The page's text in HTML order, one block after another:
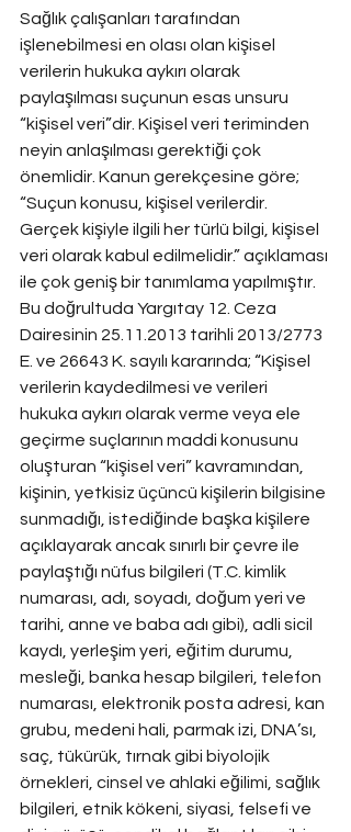
Sağlık çalışanları tarafından
işlenebilmesi en olası olan kişisel
verilerin hukuka aykırı olarak
paylaşılması suçunun esas unsuru
“kişisel veri”dir. Kişisel veri teriminden
neyin anlaşılması gerektiği çok
önemlidir. Kanun gerekçesine göre;
“Suçun konusu, kişisel verilerdir.
Gerçek kişiyle ilgili her türlü bilgi, kişisel
veri olarak kabul edilmelidir.” açıklaması
ile çok geniş bir tanımlama yapılmıştır.
Bu doğrultuda Yargıtay 12. Ceza
Dairesinin 25.11.2013 tarihli 2013/2773
E. ve 26643 K. sayılı kararında; “Kişisel
verilerin kaydedilmesi ve verileri
hukuka aykırı olarak verme veya ele
geçirme suçlarının maddi konusunu
oluşturan “kişisel veri” kavramından,
kişinin, yetkisiz üçüncü kişilerin bilgisine
sunmadığı, istediğinde başka kişilere
açıklayarak ancak sınırlı bir çevre ile
paylaştığı nüfus bilgileri (T.C. kimlik
numarası, adı, soyadı, doğum yeri ve
tarihi, anne ve baba adı gibi), adli sicil
kaydı, yerleşim yeri, eğitim durumu,
mesleği, banka hesap bilgileri, telefon
numarası, elektronik posta adresi, kan
grubu, medeni hali, parmak izi, DNA’sı,
saç, tükürük, tırnak gibi biyolojik
örnekleri, cinsel ve ahlaki eğilimi, sağlık
bilgileri, etnik kökeni, siyasi, felsefi ve